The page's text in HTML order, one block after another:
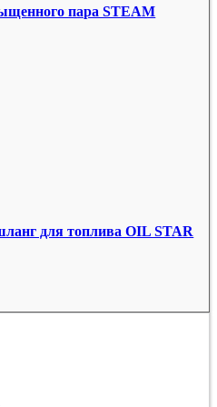
пара STEAM
для топлива OIL STAR